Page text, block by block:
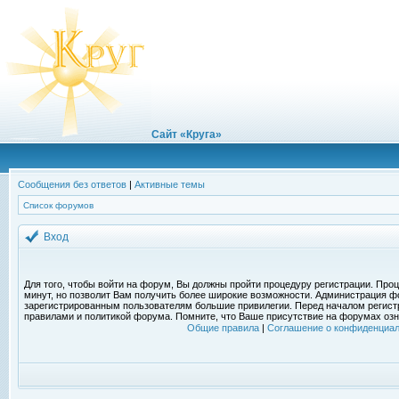
Сайт «Круга»
Сообщения без ответов | Активные темы
Список форумов
Вход
Для того, чтобы войти на форум, Вы должны пройти процедуру регистрации.
минут, но позволит Вам получить более широкие возможности. Администрация
зарегистрированным пользователям большие привилегии. Перед началом
правилами и политикой форума. Помните, что Ваше присутствие на форумах
Общие правила| Соглашение о